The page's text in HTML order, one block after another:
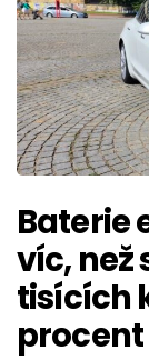
Baterie
víc, než
tisících